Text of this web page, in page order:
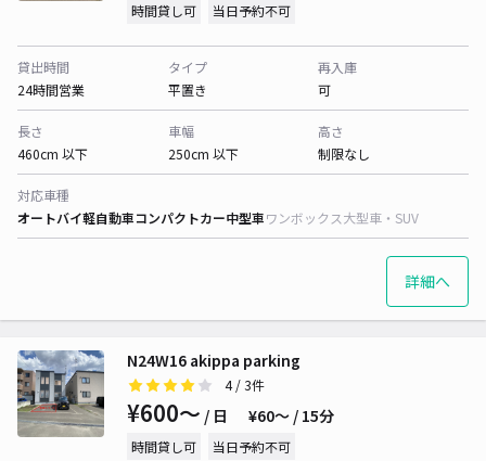
時間貸し可 当日予約不可
貸出時間
24時間営業
タイプ
平置き
再入庫
可
長さ
460cm 以下
車幅
250cm 以下
高さ
制限なし
対応車種
オートバイ軽自動車コンパクトカー中型車ワンボックス大型車・SUV
詳細へ
N24W16 akippa parking
4/ 3件
¥600〜 / 日 ¥60〜 / 15分
時間貸し可 当日予約不可